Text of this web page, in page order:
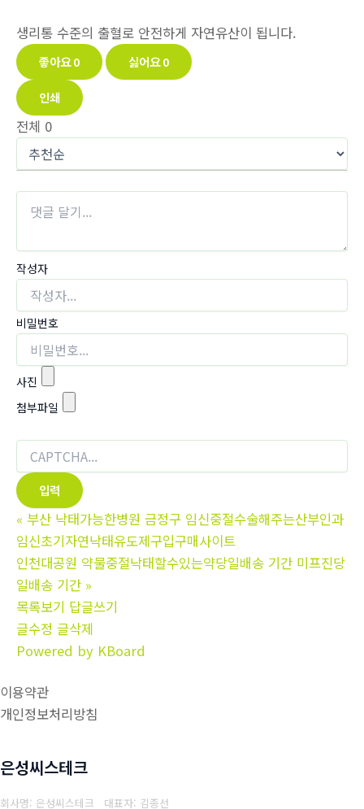
생리통 수준의 출혈로 안전하게 자연유산이 됩니다.
좋아요0 싫어요0
인쇄
전체 0
작성자
비밀번호
사진
첨부파일
« 부산 낙태가능한병원 금정구 임신중절수술해주는산부인과
임신초기자연낙태유도제구입구매사이트
인천대공원 약물중절낙태할수있는약당일배송 기간 미프진당
일배송 기간 »
목록보기 답글쓰기
글수정 글삭제
Powered by KBoard
이용약관
개인정보처리방침
은성씨스테크
회사명: 은성씨스테크 대표자: 김종선